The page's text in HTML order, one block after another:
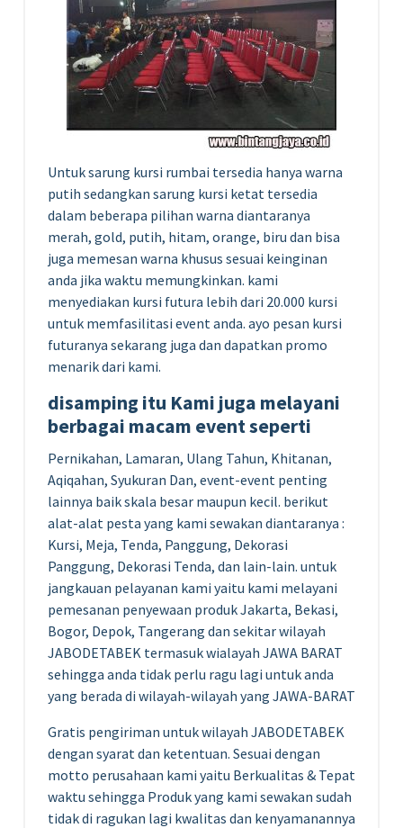
Untuk sarung kursi rumbai tersedia hanya warna
putih sedangkan sarung kursi ketat tersedia
dalam beberapa pilihan warna diantaranya
merah, gold, putih, hitam, orange, biru dan bisa
juga memesan warna khusus sesuai keinginan
anda jika waktu memungkinkan. kami
menyediakan kursi futura lebih dari 20.000 kursi
untuk memfasilitasi event anda. ayo pesan kursi
futuranya sekarang juga dan dapatkan promo
menarik dari kami.
disamping itu Kami juga melayani
berbagai macam event seperti
Pernikahan, Lamaran, Ulang Tahun, Khitanan,
Aqiqahan, Syukuran Dan, event-event penting
lainnya baik skala besar maupun kecil. berikut
alat-alat pesta yang kami sewakan diantaranya :
Kursi, Meja, Tenda, Panggung, Dekorasi
Panggung, Dekorasi Tenda, dan lain-lain. untuk
jangkauan pelayanan kami yaitu kami melayani
pemesanan penyewaan produk Jakarta, Bekasi,
Bogor, Depok, Tangerang dan sekitar wilayah
JABODETABEK termasuk wialayah JAWA BARAT
sehingga anda tidak perlu ragu lagi untuk anda
yang berada di wilayah-wilayah yang JAWA-BARAT
Gratis pengiriman untuk wilayah JABODETABEK
dengan syarat dan ketentuan. Sesuai dengan
motto perusahaan kami yaitu Berkualitas & Tepat
waktu sehingga Produk yang kami sewakan sudah
tidak di ragukan lagi kwalitas dan kenyamanannya